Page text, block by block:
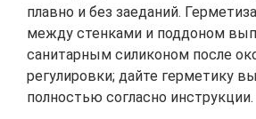
плавно и без заеданий.
между стенками и поддоном
санитарным силиконом после
регулировки; дайте герметику
полностью согласно инструкции.